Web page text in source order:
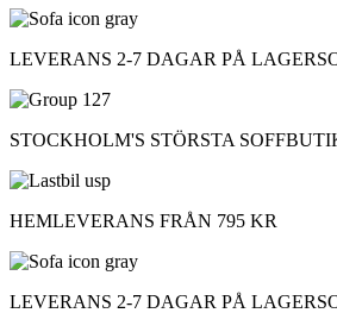
LEVERANS 2-7 DAGAR PÅ
STOCKHOLM'S STÖRSTA
HEMLEVERANS FRÅN 795 KR
LEVERANS 2-7 DAGAR PÅ